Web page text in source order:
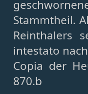
Stammtheil.
Reinthalers
intestato
Copia der
870.b